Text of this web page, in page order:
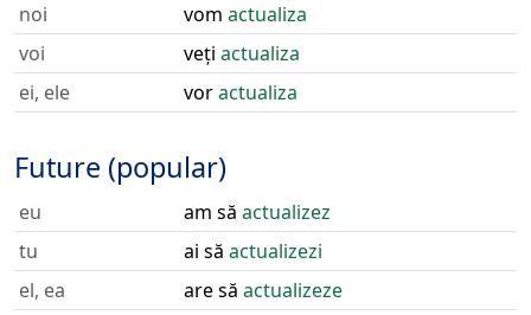
noi
vom actualiza
voi
veți actualiza
ei, ele
voractualiza
Future (popular)
eu am să actualizez
tu
ai să actualizezi
el, ea
are să actualizeze